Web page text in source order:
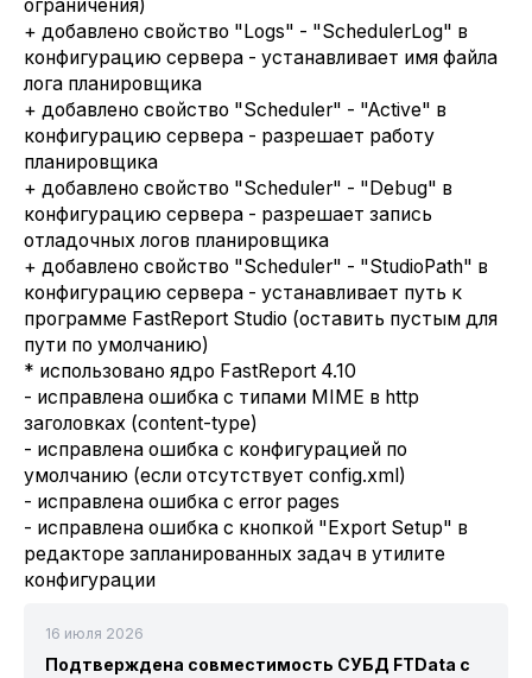
ограничения)
+ добавлено свойство "Logs" - "SchedulerLog" в
конфигурацию сервера - устанавливает имя файла
лога планировщика
+ добавлено свойство "Scheduler" - "Active" в
конфигурацию сервера - разрешает работу
планировщика
+ добавлено свойство "Scheduler" - "Debug" в
конфигурацию сервера - разрешает запись
отладочных логов планировщика
+ добавлено свойство "Scheduler" - "StudioPath" в
конфигурацию сервера - устанавливает путь к
программе FastReport Studio (оставить пустым для
пути по умолчанию)
* использовано ядро FastReport 4.10
- исправлена ошибка с типами MIME в http
заголовках (content-type)
- исправлена ошибка с конфигурацией по
умолчанию (если отсутствует config.xml)
- исправлена ошибка с error pages
- исправлена ошибка с кнопкой "Export Setup" в
редакторе запланированных задач в утилите
конфигурации
16 июля 2026
Подтверждена совместимость СУБД FTData с